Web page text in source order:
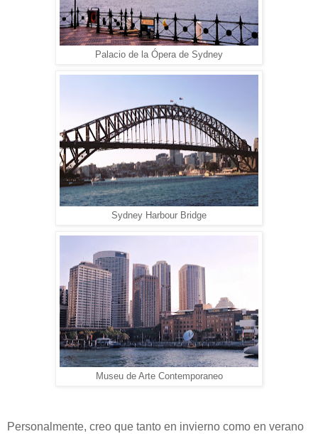
Palacio de la Ópera de Sydney
Sydney Harbour Bridge
Museu de Arte Contemporaneo
Personalmente, creo que tanto en invierno como en verano